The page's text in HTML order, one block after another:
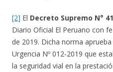
[2] El Decreto Supremo N°
Diario Oficial El Peruano con
de 2019. Dicha norma
Urgencia Nº 012-2019 que
la seguridad vial en la